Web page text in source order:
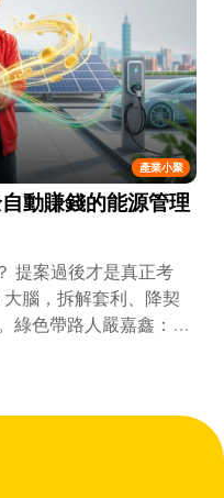
產業小聚
動賺錢的能源管理
提案過後才是真正考
腦，拆解套利、降契
綠色帶路人嚴嘉鑫：